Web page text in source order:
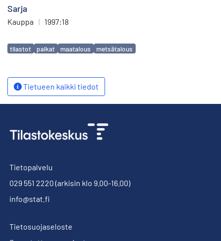
Sarja
Kauppa | 1997:18
Avainsanat
tilastot palkat maatalous metsätalous
Tietueen kaikki tiedot
Tietopalvelu
029 551 2220 (arkisin klo 9.00-16.00)
info@stat.fi
Tietosuojaseloste